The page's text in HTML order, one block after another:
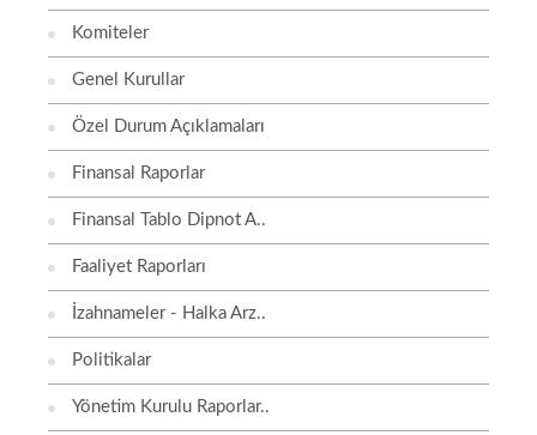
Komiteler
Genel Kurullar
Özel Durum Açıklamaları
Finansal Raporlar
Finansal Tablo Dipnot A..
Faaliyet Raporları
İzahnameler - Halka Arz..
Politikalar
Yönetim Kurulu Raporlar..